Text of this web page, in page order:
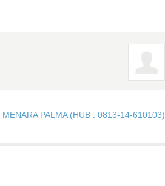
MENARA PALMA (HUB : 0813-14-610103)